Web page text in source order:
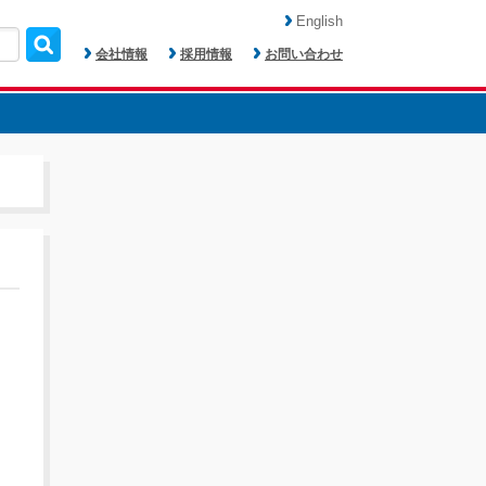
会社情報 採用情報 お問い合わせ
English